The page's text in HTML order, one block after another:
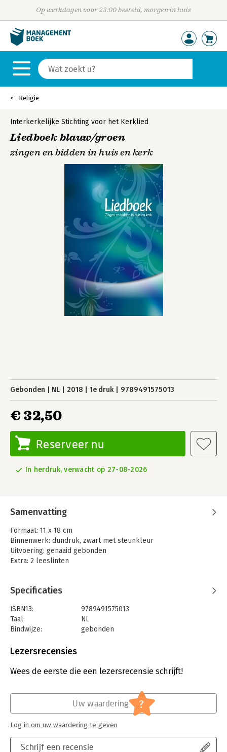
Op werkdagen voor 23:00 besteld, morgen in huis
Religie
Interkerkelijke Stichting voor het Kerklied
Liedboek blauw/groen
zingen en bidden in huis en kerk
Gebonden NL 2018 1e druk 9789491575013
€ 32,50
Reserveer nu
In herdruk, verwacht op 27-08-2026
Samenvatting
Formaat: 11 x 18 cm
Binnenwerk: dundruk, zwart met steunkleur
Uitvoering: genaaid gebonden
Extra: 2 leeslinten
Specificaties
ISBN13:
9789491575013
Taal:
NL
Bindwijze:
gebonden
Uitgever:
Verschijningsdatum:
6-2-2018
27-8-2026
Lezersrecensies
Wees de eerste die een lezersrecensie schrijft!
Schrijf een recensie
Uw waardering ?
Log in om uw waardering te geven